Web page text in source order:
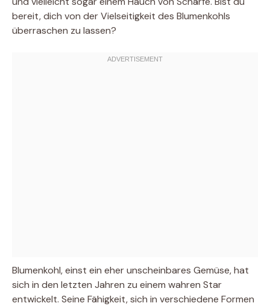
bereit, dich von der Vielseitigkeit des Blumenkohls
überraschen zu lassen?
Blumenkohl, einst ein eher unscheinbares Gemüse, hat
sich in den letzten Jahren zu einem wahren Star
entwickelt. Seine Fähigkeit, sich in verschiedene Formen